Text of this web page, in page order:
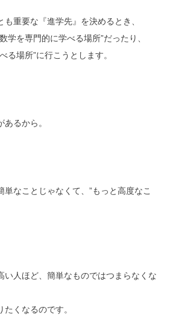
重要な『進学先』を決めるとき、
学を専門的に学べる場所”だったり、
る場所”に行こうとします。
るから。
なことじゃなくて、”もっと高度なこ
い人ほど、簡単なものではつまらなくな
くなるのです。